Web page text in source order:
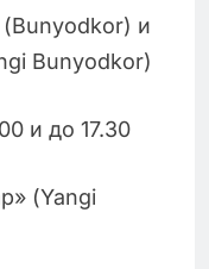
и
Bunyodkor)
и до 17.30
(Yangi